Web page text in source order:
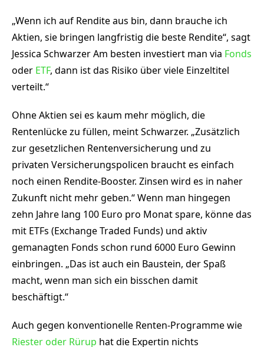
„Wenn ich auf Rendite aus bin, dann brauche ich
Aktien, sie bringen langfristig die beste Rendite“, sagt
Jessica Schwarzer Am besten investiert man via Fonds
oder ETF, dann ist das Risiko über viele Einzeltitel
verteilt.“
Ohne Aktien sei es kaum mehr möglich, die
Rentenlücke zu füllen, meint Schwarzer. „Zusätzlich
zur gesetzlichen Rentenversicherung und zu
privaten Versicherungspolicen braucht es einfach
noch einen Rendite-Booster. Zinsen wird es in naher
Zukunft nicht mehr geben.“ Wenn man hingegen
zehn Jahre lang 100 Euro pro Monat spare, könne das
mit ETFs (Exchange Traded Funds) und aktiv
gemanagten Fonds schon rund 6000 Euro Gewinn
einbringen. „Das ist auch ein Baustein, der Spaß
macht, wenn man sich ein bisschen damit
beschäftigt.“
Auch gegen konventionelle Renten-Programme wie
Riester oder Rürup hat die Expertin nichts